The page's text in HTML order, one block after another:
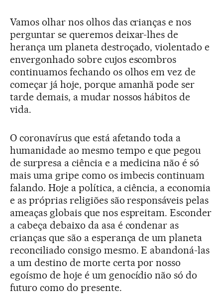
Vamos olhar nos olhos das crianças e nos
perguntar se queremos deixar-lhes de
herança um planeta destroçado, violentado e
envergonhado sobre cujos escombros
continuamos fechando os olhos em vez de
começar já hoje, porque amanhã pode ser
tarde demais, a mudar nossos hábitos de
vida.
O coronavírus que está afetando toda a
humanidade ao mesmo tempo e que pegou
de surpresa a ciência e a medicina não é só
mais uma gripe como os imbecis continuam
falando. Hoje a política, a ciência, a economia
e as próprias religiões são responsáveis pelas
ameaças globais que nos espreitam. Esconder
a cabeça debaixo da asa é condenar as
crianças que são a esperança de um planeta
reconciliado consigo mesmo. E abandoná-las
a um destino de morte certa por nosso
egoísmo de hoje é um genocídio não só do
futuro como do presente.